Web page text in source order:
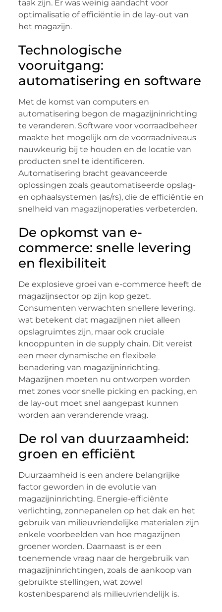
taak zijn. Er was weinig aandacht voor
optimalisatie of efficiëntie in de lay-out van
het magazijn.
Technologische
vooruitgang:
automatisering en software
Met de komst van computers en
automatisering begon de magazijninrichting
te veranderen. Software voor voorraadbeheer
maakte het mogelijk om de voorraadniveaus
nauwkeurig bij te houden en de locatie van
producten snel te identificeren.
Automatisering bracht geavanceerde
oplossingen zoals geautomatiseerde opslag-
en ophaalsystemen (as/rs), die de efficiëntie en
snelheid van magazijnoperaties verbeterden.
De opkomst van e-
commerce: snelle levering
en flexibiliteit
De explosieve groei van e-commerce heeft de
magazijnsector op zijn kop gezet.
Consumenten verwachten snellere levering,
wat betekent dat magazijnen niet alleen
opslagruimtes zijn, maar ook cruciale
knooppunten in de supply chain. Dit vereist
een meer dynamische en flexibele
benadering van magazijninrichting.
Magazijnen moeten nu ontworpen worden
met zones voor snelle picking en packing, en
de lay-out moet snel aangepast kunnen
worden aan veranderende vraag.
De rol van duurzaamheid:
groen en efficiënt
Duurzaamheid is een andere belangrijke
factor geworden in de evolutie van
magazijninrichting. Energie-efficiënte
verlichting, zonnepanelen op het dak en het
gebruik van milieuvriendelijke materialen zijn
enkele voorbeelden van hoe magazijnen
groener worden. Daarnaast is er een
toenemende vraag naar de hergebruik van
magazijninrichtingen, zoals de aankoop van
gebruikte stellingen, wat zowel
kostenbesparend als milieuvriendelijk is.